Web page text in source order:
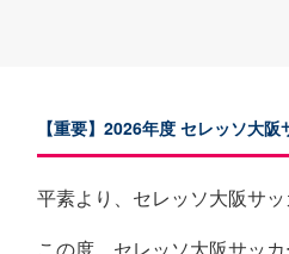
【重要】2026年度 セレッソ大
平素より、セレッソ大阪サ